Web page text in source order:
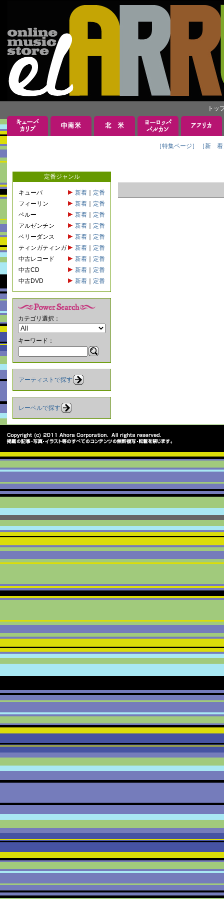
トッ
［特集ページ］ ［新 着
定番ジャンル
キューバ 新着
定番
フィーリン
新着
定番
ペルー
新着
定番
アルゼンチン
新着
定番
ベリーダンス
新着
定番
ティンガティンガ
新着
定番
中古レコード
新着
定番
中古CD
新着
定番
中古DVD
新着 定番
カテゴリ選択：
キーワード：
アーティストで探す
レーベルで探す